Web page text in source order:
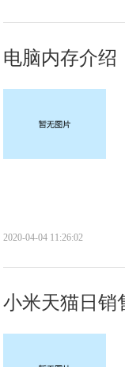
2020-04-04 11:26:02